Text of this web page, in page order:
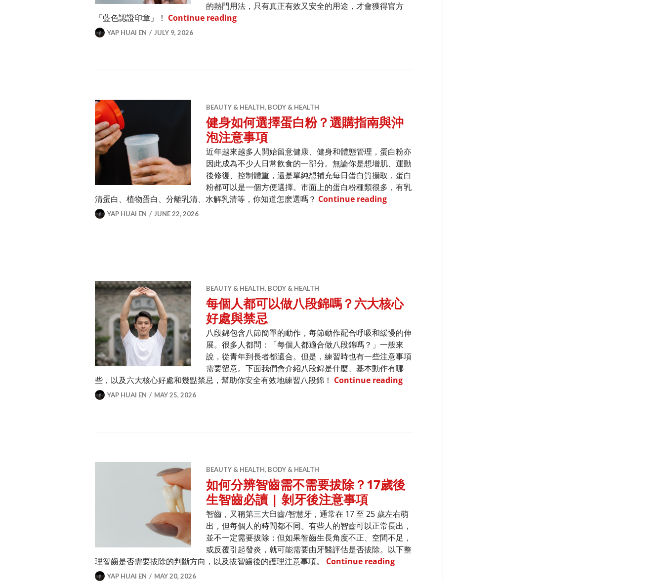
的熱門用法，只有真正有效又安全的用途，才會獲得官方
「藍色認證印章」！ Continue reading凡士林官方認證：八個用途和三大誤區
YAP HUAI EN JULY 9, 2026
BEAUTY & HEALTH, BODY & HEALTH
健身如何選擇蛋白粉？選購指南與沖
泡注意事項
近年越來越多人開始留意健康、健身和體態管理，蛋白粉亦
因此成為不少人日常飲食的一部分。無論你是想增肌、運動
後修復、控制體重，還是單純想補充每日蛋白質攝取，蛋白
粉都可以是一個方便選擇。市面上的蛋白粉種類很多，有乳
清蛋白、植物蛋白、分離乳清、水解乳清等，你知道怎麽選嗎？ Continue reading健身如何選擇蛋白粉？選購指南與沖泡注意事項
YAP HUAI EN JUNE 22, 2026
BEAUTY & HEALTH, BODY & HEALTH
每個人都可以做八段錦嗎？六大核心
好處與禁忌
八段錦包含八節簡單的動作，每節動作配合呼吸和緩慢的伸
展。很多人都問：「每個人都適合做八段錦嗎？」一般來
說，從青年到長者都適合。但是，練習時也有一些注意事項
需要留意。下面我們會介紹八段錦是什麼、基本動作有哪
些，以及六大核心好處和幾點禁忌，幫助你安全有效地練習八段錦！ Continue reading每個人都可以做八段錦嗎？六大核心好處與禁忌
YAP HUAI EN MAY 25, 2026
BEAUTY & HEALTH, BODY & HEALTH
如何分辨智齒需不需要拔除？17歲後
生智齒必讀 | 剝牙後注意事項
智齒，又稱第三大臼齒/智慧牙，通常在 17 至 25 歲左右萌
出，但每個人的時間都不同。有些人的智齒可以正常長出，
並不一定需要拔除；但如果智齒生長角度不正、空間不足，
或反覆引起發炎，就可能需要由牙醫評估是否拔除。以下整
理智齒是否需要拔除的判斷方向，以及拔智齒後的護理注意事項。 Continue reading如何分辨智齒需不需要拔除？17歲後生智齒必讀 | 剝牙後注意事項
YAP HUAI EN MAY 20, 2026